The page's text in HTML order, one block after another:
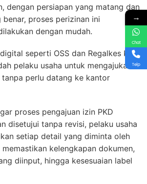
dengan persiapan yang matang dan
benar, proses perizinan ini
dengan mudah.
seperti OSS dan Regalkes kini
pelaku usaha untuk mengajukan
perlu datang ke kantor
proses pengajuan izin PKD
disetujui tanpa revisi, pelaku usaha
setiap detail yang diminta oleh
kelengkapan dokumen,
diinput, hingga kesesuaian label
→
Chat
Telp